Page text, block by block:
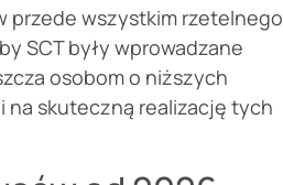
przede wszystkim rzetelnego
SCT były wprowadzane
osobom o niższych
skuteczną realizację tych